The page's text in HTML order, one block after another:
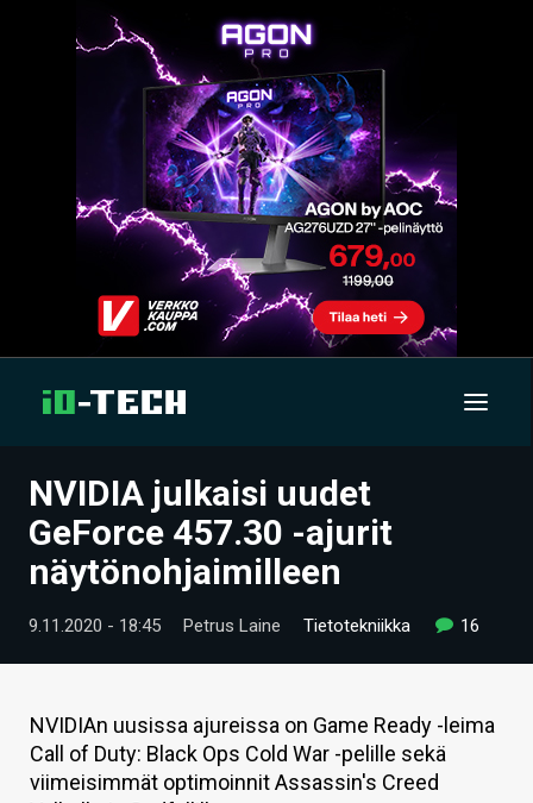
UUTISET
ARTIKKELIT
VIDEOT
TECHBBS
TIETOA
HINTA.FI
NVIDIA julkaisi uudet
GeForce 457.30 -ajurit
näytönohjaimilleen
9.11.2020 - 18:45 Petrus Laine Tietotekniikka 16
NVIDIAn uusissa ajureissa on Game Ready -leima
Call of Duty: Black Ops Cold War -pelille sekä
viimeisimmät optimoinnit Assassin's Creed